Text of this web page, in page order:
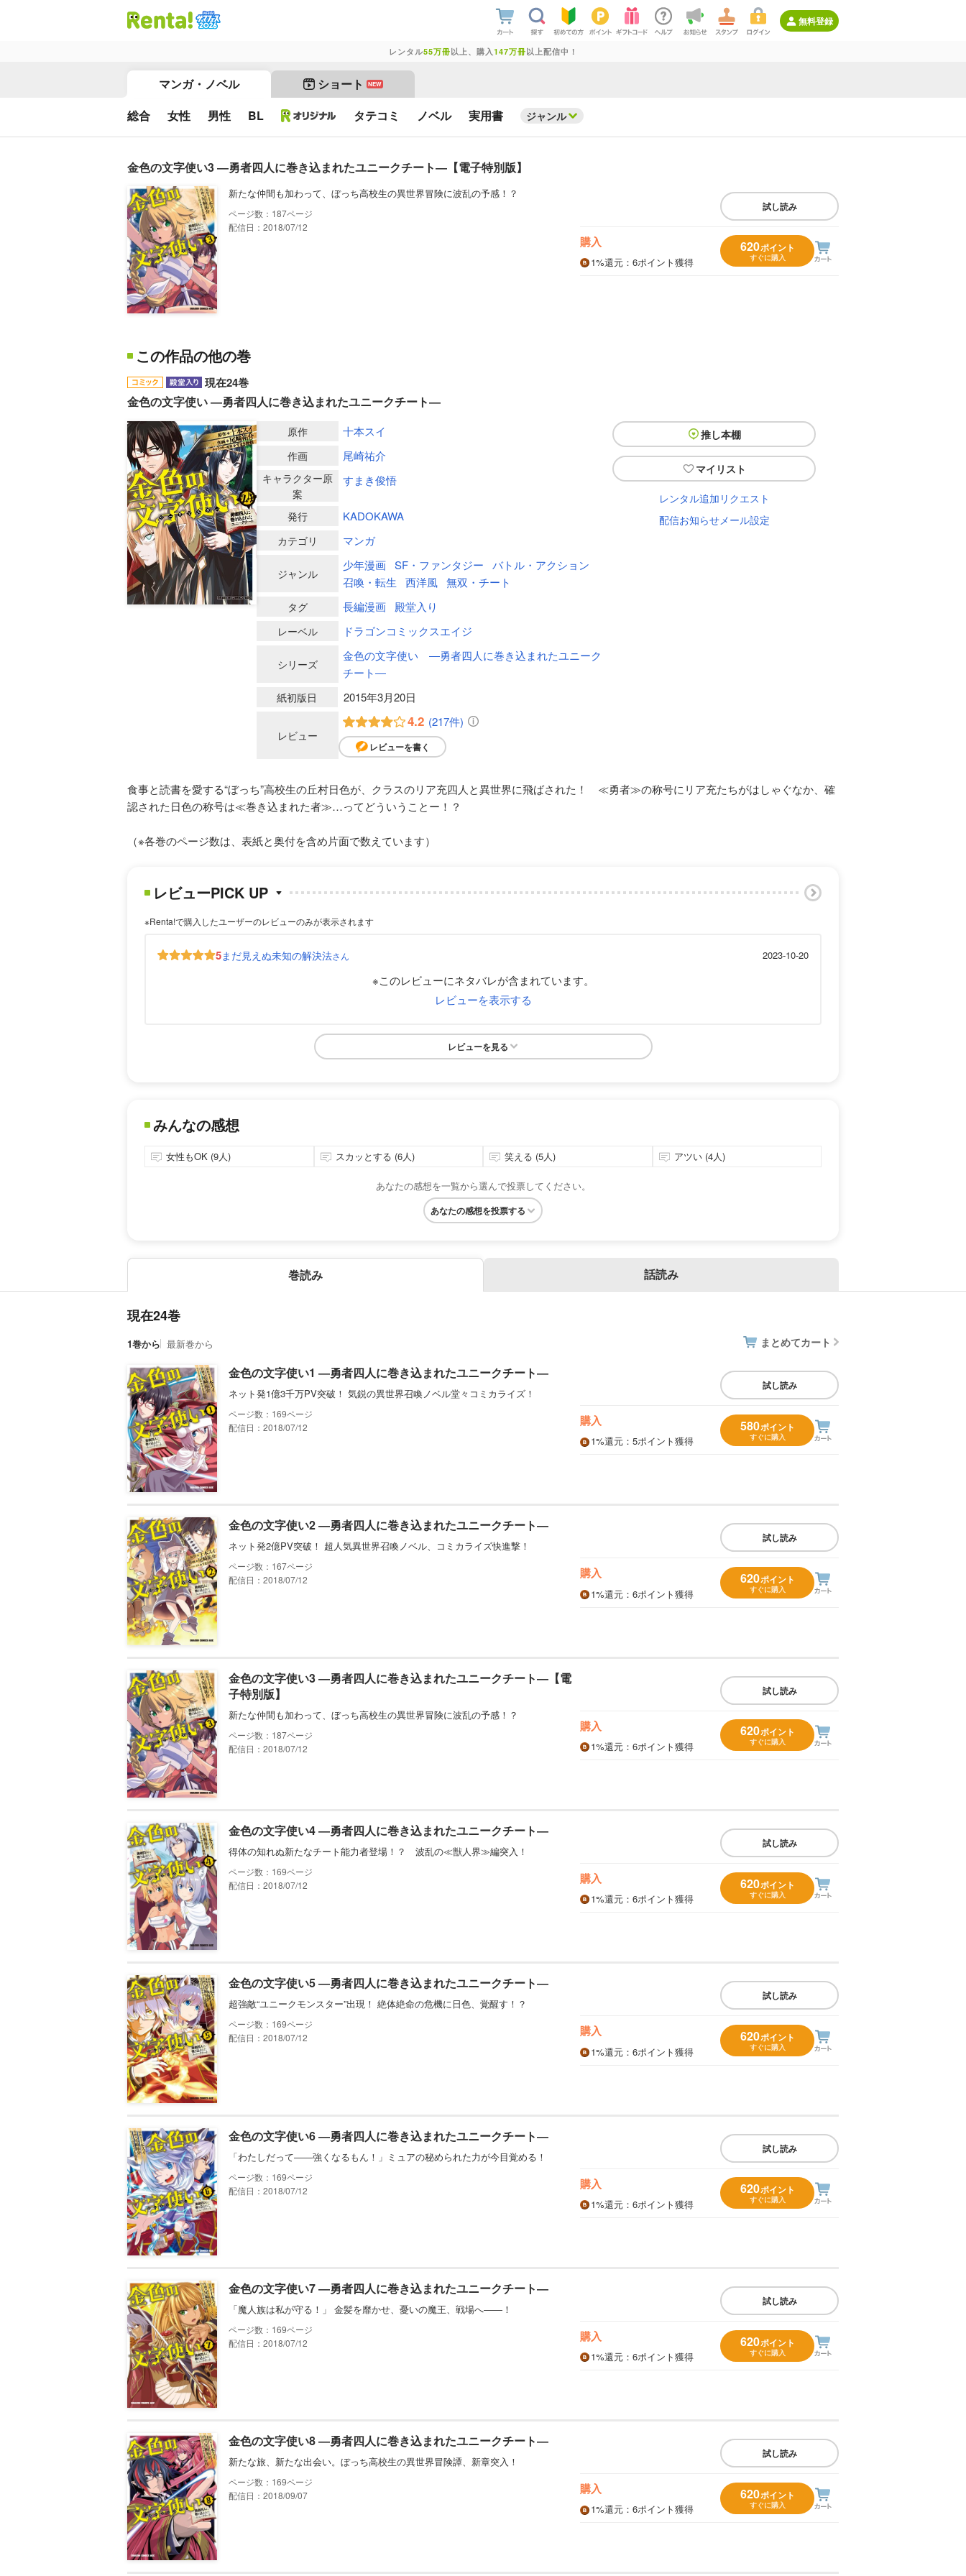
無料登録
レンタル55万冊以上、購入 147万冊以上配信中！
マンガ・ノベル ショート NEW
総合 女性 男性 BL タテコミ ノベル 実用書 ジャンル
金色の文字使い3 ―勇者四人に巻き込まれたユニークチート―【電子特別版】
新たな仲間も加わって、ぼっち高校生の異世界冒険に波乱の予感！？
187
配信日：2018/07/12
試し読み
購入
1%還元 ：6ポイント獲得
620ポイント
すぐに購入
この作品の他の巻
現在24巻
金色の文字使い ―勇者四人に巻き込まれたユニークチート―
推し本棚
マイリスト
レンタル追加リクエスト
配信お知らせメール設定
原作 十本スイ
作画 尾崎祐介
キャラクター原
案
すまき俊悟
発行 KADOKAWA
カテゴリ マンガ
ジャンル
少年漫画 SF・ファンタジー
バトル・アクション
召喚・転生
西洋風 無双・チート
タグ 長編漫画 殿堂入り
レーベル ドラゴンコミックスエイジ
シリーズ
金色の文字使い ―勇者四人に巻き込まれたユニーク
チート―
紙初版日 2015年3月20日
レビュー
4.2 (217件)
レビューを書く
食事と読書を愛する“ぼっち”高校生の丘村日色が、クラスのリア充四人と異世界に飛ばされた！ ≪勇者≫の称号にリア充たちがはしゃぐなか、確
認された日色の称号は≪巻き込まれた者≫…ってどういうことー！？
（※各巻のページ数は、表紙と奥付を含め片面で数えています）
レビューPICK UP
※Renta!で購入したユーザーのレビューのみが表示されます
5まだ見えぬ未知の解決法さん 2023-10-20
※このレビューにネタバレが含まれています。
レビューを表示する
レビューを見る
みんなの感想
女性もOK (9人) スカッとする (6人) 笑える (5人) アツい (4人)
あなたの感想を一覧から選んで投票してください。
あなたの感想を投票する
巻読み 話読み
現在24巻
1巻から 最新巻から まとめてカート
金色の文字使い1 ―勇者四人に巻き込まれたユニークチート―
ネット発1億3千万PV突破！ 気鋭の異世界召喚ノベル堂々コミカライズ！
169
配信日：2018/07/12
試し読み
購入
1%還元 ：5ポイント獲得
580ポイント
すぐに購入
金色の文字使い2 ―勇者四人に巻き込まれたユニークチート―
ネット発2億PV突破！ 超人気異世界召喚ノベル、コミカライズ快進撃！
167
配信日：2018/07/12
試し読み
購入
1%還元 ：6ポイント獲得
620ポイント
すぐに購入
金色の文字使い3 ―勇者四人に巻き込まれたユニークチート―【電
子特別版】
新たな仲間も加わって、ぼっち高校生の異世界冒険に波乱の予感！？
187
配信日：2018/07/12
試し読み
購入
1%還元 ：6ポイント獲得
620ポイント
すぐに購入
金色の文字使い4 ―勇者四人に巻き込まれたユニークチート―
得体の知れぬ新たなチート能力者登場！？ 波乱の≪獣人界≫編突入！
169
配信日：2018/07/12
試し読み
購入
1%還元 ：6ポイント獲得
620ポイント
すぐに購入
金色の文字使い5 ―勇者四人に巻き込まれたユニークチート―
超強敵“ユニークモンスター”出現！ 絶体絶命の危機に日色、覚醒す！？
169
配信日：2018/07/12
試し読み
購入
1%還元 ：6ポイント獲得
620ポイント
すぐに購入
金色の文字使い6 ―勇者四人に巻き込まれたユニークチート―
「わたしだって――強くなるもん！」ミュアの秘められた力が今目覚める！
169
配信日：2018/07/12
試し読み
購入
1%還元 ：6ポイント獲得
620ポイント
すぐに購入
金色の文字使い7 ―勇者四人に巻き込まれたユニークチート―
「魔人族は私が守る！」 金髪を靡かせ、憂いの魔王、戦場へ――！
169
配信日：2018/07/12
試し読み
購入
1%還元 ：6ポイント獲得
620ポイント
すぐに購入
金色の文字使い8 ―勇者四人に巻き込まれたユニークチート―
新たな旅、新たな出会い。ぼっち高校生の異世界冒険譚、新章突入！
169
配信日：2018/09/07
試し読み
購入
1%還元 ：6ポイント獲得
620ポイント
すぐに購入